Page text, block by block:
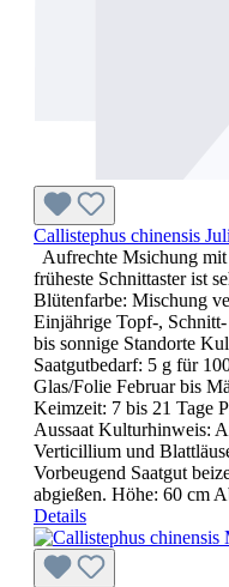
Callistephus chinensis
Aufrechte Msichung
früheste Schnittaster ist
Blütenfarbe: Mischung
Einjährige Topf-,
bis sonnige Standorte
Saatgutbedarf: 5 g für
Glas/Folie Februar bis
Keimzeit: 7 bis 21 Tage
Aussaat Kulturhinweis:
Verticillium und
Vorbeugend Saatgut
abgießen. Höhe: 60 cm
Details